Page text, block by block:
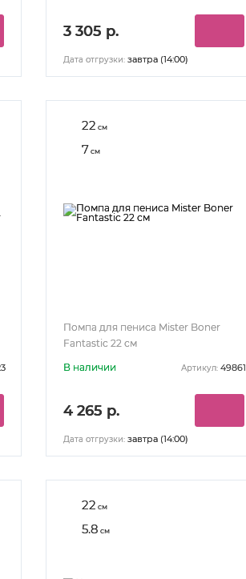
3 305 р.
Дата отгрузки: завтра (14:00)
22 см
7см
Помпа для пениса Mister Boner
Fantastic 22 см
В наличии
Артикул: 49861
4 265 р.
Дата отгрузки: завтра (14:00)
22 см
5.8 см